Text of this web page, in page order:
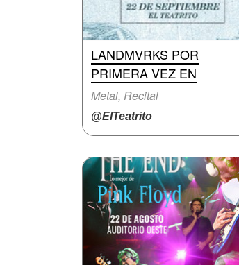
LANDMVRKS POR
PRIMERA VEZ EN
Metal, Recital
@ElTeatrito